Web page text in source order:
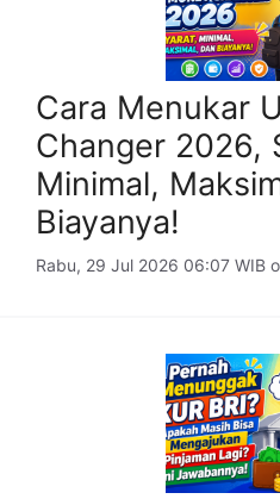
Cara Menukar
Changer 2026,
Minimal,
Biayanya!
Rabu, 29 Jul 2026 06:07 WIB